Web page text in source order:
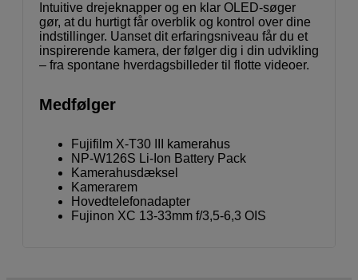
Intuitive drejeknapper og en klar OLED-søger
gør, at du hurtigt får overblik og kontrol over dine
indstillinger. Uanset dit erfaringsniveau får du et
inspirerende kamera, der følger dig i din udvikling
– fra spontane hverdagsbilleder til flotte videoer.
Medfølger
Fujifilm X-T30 III kamerahus
NP-W126S Li-Ion Battery Pack
Kamerahusdæksel
Kamerarem
Hovedtelefonadapter
Fujinon XC 13-33mm f/3,5-6,3 OIS